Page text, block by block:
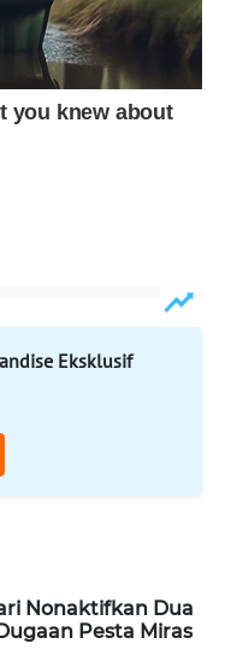
Eksklusif
Nonaktifkan Dua
Pesta Miras